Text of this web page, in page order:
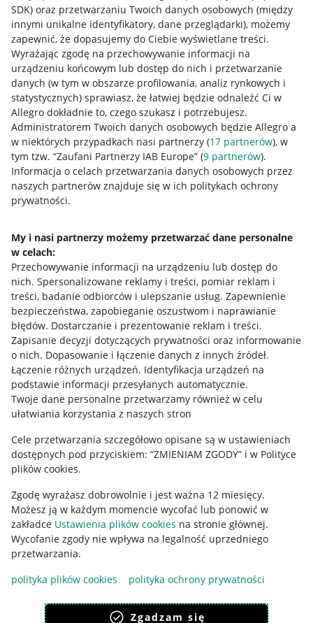
SDK) oraz przetwarzaniu Twoich danych osobowych (między
innymi unikalne identyfikatory, dane przeglądarki), możemy
zapewnić, że dopasujemy do Ciebie wyświetlane treści.
Wyrażając zgodę na przechowywanie informacji na
urządzeniu końcowym lub dostęp do nich i przetwarzanie
danych (w tym w obszarze profilowania, analiz rynkowych i
statystycznych) sprawiasz, że łatwiej będzie odnaleźć Ci w
Allegro dokładnie to, czego szukasz i potrzebujesz.
Administratorem Twoich danych osobowych będzie Allegro a
w niektórych przypadkach nasi partnerzy (17 partnerów), w
tym tzw. “Zaufani Partnerzy IAB Europe” (9 partnerów).
Informacja o celach przetwarzania danych osobowych przez
naszych partnerów znajduje się w ich politykach ochrony
prywatności.
My i nasi partnerzy możemy przetwarzać dane personalne
w celach:
Przechowywanie informacji na urządzeniu lub dostęp do
nich. Spersonalizowane reklamy i treści, pomiar reklam i
treści, badanie odbiorców i ulepszanie usług. Zapewnienie
bezpieczeństwa, zapobieganie oszustwom i naprawianie
błędów. Dostarczanie i prezentowanie reklam i treści.
Zapisanie decyzji dotyczących prywatności oraz informowanie
o nich. Dopasowanie i łączenie danych z innych źródeł.
Łączenie różnych urządzeń. Identyfikacja urządzeń na
podstawie informacji przesyłanych automatycznie.
Twoje dane personalne przetwarzamy również w celu
ułatwiania korzystania z naszych stron
Cele przetwarzania szczegółowo opisane są w ustawieniach
dostępnych pod przyciskiem: “ZMIENIAM ZGODY” i w Polityce
plików cookies.
Zgodę wyrażasz dobrowolnie i jest ważna 12 miesięcy.
Możesz ją w każdym momencie wycofać lub ponowić w
zakładce Ustawienia plików cookies na stronie głównej.
Wycofanie zgody nie wpływa na legalność uprzedniego
przetwarzania.
polityka plików cookies
polityka ochrony prywatności
Zgadzam się
Przydatne informacje
Jak to działa
Allegro Gadane dla sprzedających
Allegro Gadane dla kupujących
Mapa miejscowości
Informacje prawne
Regulamin
Polityka plików "cookies"
Ustawienia plików "cookies"
Udostępnianie lokalizacji
Informacje dla Aktu o Usługach Cyfrowych
Pobierz aplikację